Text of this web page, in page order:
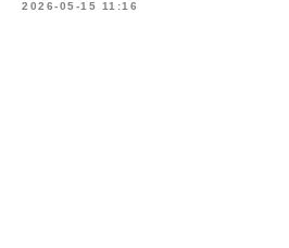
2026-05-15 11:16